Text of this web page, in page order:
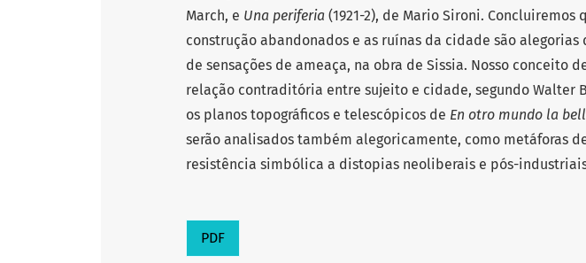
March, e Una periferia (1921-2), de Mario Sironi. Concluiremos
construção abandonados e as ruínas da cidade são
de sensações de ameaça, na obra de Sissia. Nosso conceito
relação contraditória entre sujeito e cidade, segundo Walter
os planos topográficos e telescópicos de En otro mundo la
serão analisados também alegoricamente, como metáforas
resistência simbólica a distopias neoliberais e pós-
PDF